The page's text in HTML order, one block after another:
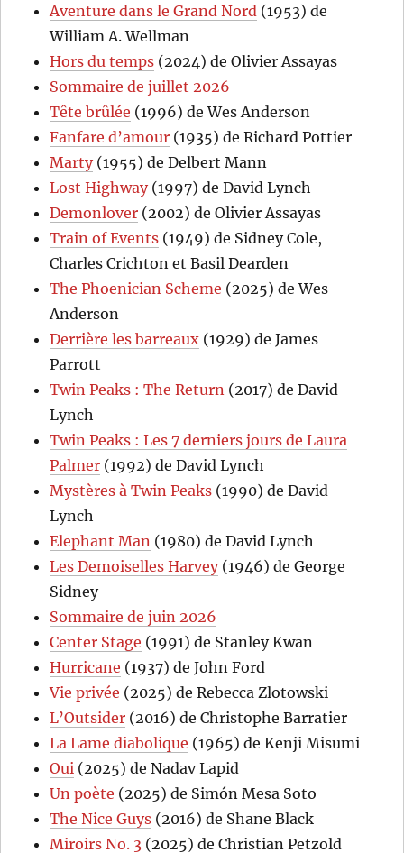
Aventure dans le Grand Nord (1953) de
William A. Wellman
Hors du temps (2024) de Olivier Assayas
Sommaire de juillet 2026
Tête brûlée (1996) de Wes Anderson
Fanfare d’amour (1935) de Richard Pottier
Marty(1955) de Delbert Mann
Lost Highway(1997) de David Lynch
Demonlover (2002) de Olivier Assayas
Train of Events (1949) de Sidney Cole,
Charles Crichton et Basil Dearden
The Phoenician Scheme (2025) de Wes
Anderson
Derrière les barreaux (1929) de James
Parrott
Twin Peaks : The Return (2017) de David
Lynch
Twin Peaks : Les 7 derniers jours de Laura
Palmer (1992) de David Lynch
Mystères à Twin Peaks (1990) de David
Lynch
Elephant Man (1980) de David Lynch
Les Demoiselles Harvey(1946) de George
Sidney
Sommaire de juin 2026
Center Stage (1991) de Stanley Kwan
Hurricane (1937) de John Ford
Vie privée (2025) de Rebecca Zlotowski
L’Outsider (2016) de Christophe Barratier
La Lame diabolique (1965) de Kenji Misumi
Oui (2025) de Nadav Lapid
Un poète (2025) de Simón Mesa Soto
The Nice Guys (2016) de Shane Black
Miroirs No. 3 (2025) de Christian Petzold